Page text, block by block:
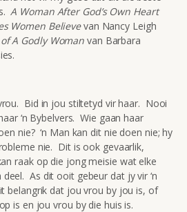
A Woman After God’s Own Heart
Women Believevan Nancy Leigh
A Godly Womanvan Barbara
Bid in jou stiltetyd vir haar. Nooi
‘n Bybelvers. Wie gaan haar
nie? ‘n Man kan dit nie doen nie; hy
nie. Dit is ook gevaarlik,
raak op die jong meisie wat elke
As dit ooit gebeur dat jy vir ‘n
belangrik dat jou vrou by jou is, of
is en jou vrou by die huis is.